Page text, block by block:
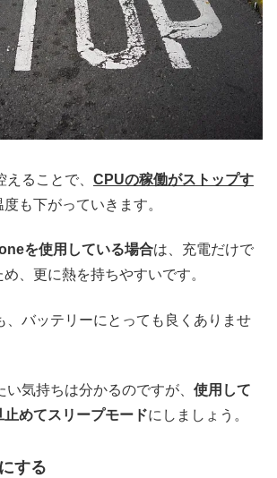
ることで、 CPUの稼働がストップす
度も下がっていきます。
を使用している場合は、充電だけで
、更に熱を持ちやすいです。
、バッテリーにとっても良くありませ
気持ちは分かるのですが、 使用して
めてスリープモードにしましょう。
する